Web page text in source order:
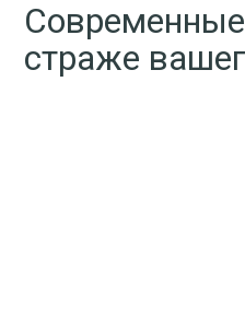
Современные
страже